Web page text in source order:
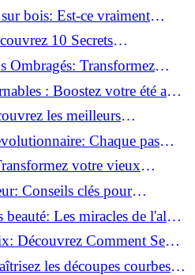
bois: Est-ce vraiment
10 Secrets
un Bien-être Optimal!
Ombragés: Transformez
Verte!: Boostez votre été avec
les meilleurs
Chaque pas
votre vieux
un clin d'œil!
Conseils clés pour
éclairage!
beauté: Les miracles de l'aloe
Découvrez Comment Se
de 35€!
les découpes courbes